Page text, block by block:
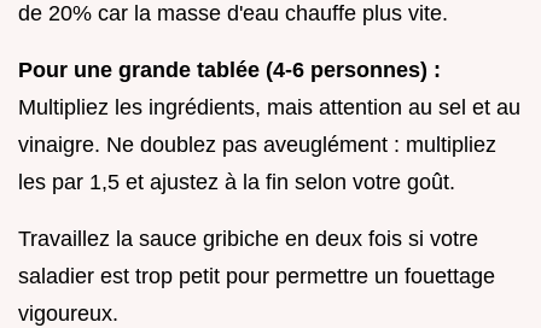
de 20% car la masse d'eau chauffe plus vite.
Pour une grande tablée (4-6 personnes) :
Multipliez les ingrédients, mais attention au sel et au
vinaigre. Ne doublez pas aveuglément : multipliez
les par 1,5 et ajustez à la fin selon votre goût.
Travaillez la sauce gribiche en deux fois si votre
saladier est trop petit pour permettre un fouettage
vigoureux.